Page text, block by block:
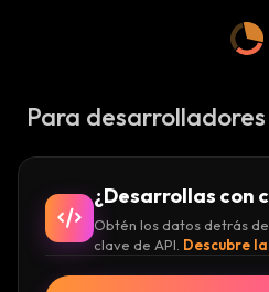
Para
¿Desarrollas con
Obtén los datos detrás
clave de API. Descubre